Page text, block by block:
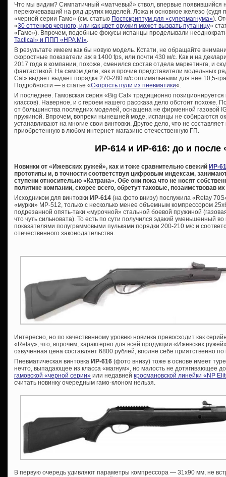
Что мы видим? Симпатичный «матчевый» ствол, впервые появившийся
перекочевавший на ряд других моделей. Ложа и основное железо (судя
«черной серии Гамо» (см. статью Постскриптум для «супермагнума»).
«30 оттенков черного, или как цвет оружия может вызвать путаницу»
«Гамо»). Впрочем, подобные фокусы испанцы проделывали
Tactical» и ППП «HPA Mi»
В результате имеем как бы новую модель. Кстати, не обращайте
скоростные показатели аж в 1400 fps, или почти 430 м/с. Как и на
2017 года в компании, похоже, сменился состав отдела маркетинга, и
фантастикой. На самом деле, как и прочие представители модельных
Cat» выдает выдает порядка 270-280 м/с оптимальными для нее 10,5-
Подробности — в статье «Скорость пули из пневматики«.
И последнее. Гамовская серия «Big Cat» традиционно позиционируется
классов). Наверное, и с героем нашего рассказа дело обстоит похоже.
от большинства последних моделей, оснащена не фирменной газовой
пружиной. Впрочем, вопреки нынешней моде, испанцы не собираются
устанавливают на многие свои винтовки. Другое дело, что не
приобретенную в любом интернет-магазине отечественную ГП.
ИР-614 и ИР-616: до и после
Новинки от «Ижевских ружей», как и тоже сравнительно свежий ИР-
прототипы и, в точности соответствуя цифровым индексам,
ступени относительно «Катрана». Обе они пока что не носят
политике компании, скорее всего, обретут таковые, позаимствовав
Исходником для винтовки ИР-614 (на фото внизу) послужила «Retay
«мурки» МР-512, только с несколько менее объемным компрессором
подрезанной опять-таки «мурочной» стальной боевой пружиной
что чуть сильновата). То есть по сути получился эдакий уменьшенный
показателями полуграммовыми пульками порядки 200-210 м/с и
отечественного законодательства.
Интересно, но по качественному уровню новинка превосходит как
«Retay», что, впрочем, характерно для всей продукции «Ижевских
озвученная цена составляет 6800 рублей, вполне себе приятственно
Пневматическая винтовка ИР-616 (фото внизу) тоже в основе имеет
нечто, выпадающее из класса «магнум», но малость не дотягивающее
гамовской «черной серии» или недавней кросмановской линейки «NP
считать новинку очередным гамо-клоном нельзя.
В первую очередь удивляют параметры компрессора — 31х90 мм, не